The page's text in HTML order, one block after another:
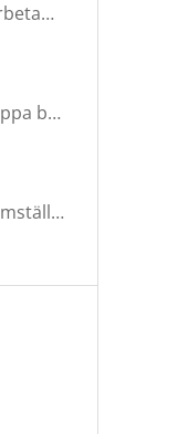
Därför talar Moderaterna om ”hårt arbetande människor”
Holdingbolag hjälper de rikaste att slippa betala miljarder i skatt
TCO: Ta vara på de anställda i klimatomställningen